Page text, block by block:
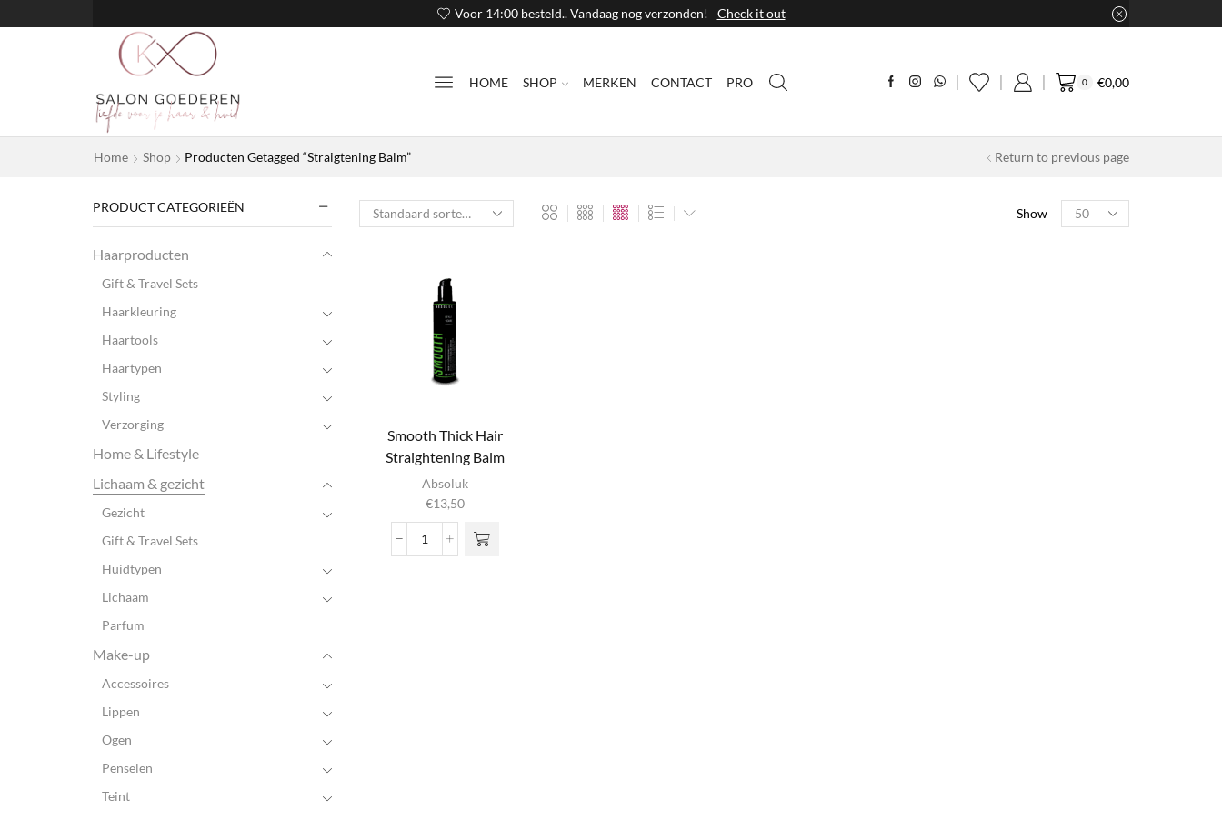
Voor 14:00 besteld.. Vandaag nog verzonden! Check it out
HOME SHOP MERKEN CONTACT PRO 0 €0,00
Home Shop Producten Getagged “Straigtening Balm” Return to previous page
Show
Products
per
Smooth Thick Hair
Straightening Balm
Absoluk
€13,50
Smooth
PRODUCT CATEGORIEËN
Haarproducten
Gift & Travel Sets
Haarkleuring
Haartools
Haartypen
Styling
Verzorging
Home & Lifestyle
Lichaam & gezicht
Gezicht
Gift & Travel Sets
Huidtypen
Lichaam
Parfum
Make-up
Accessoires
Lippen
Ogen
Penselen
Teint